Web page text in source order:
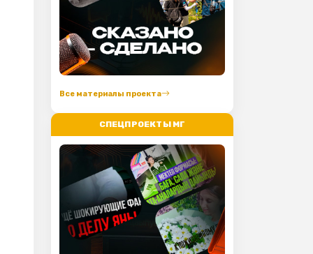
Все материалы проекта
СПЕЦПРОЕКТЫ МГ